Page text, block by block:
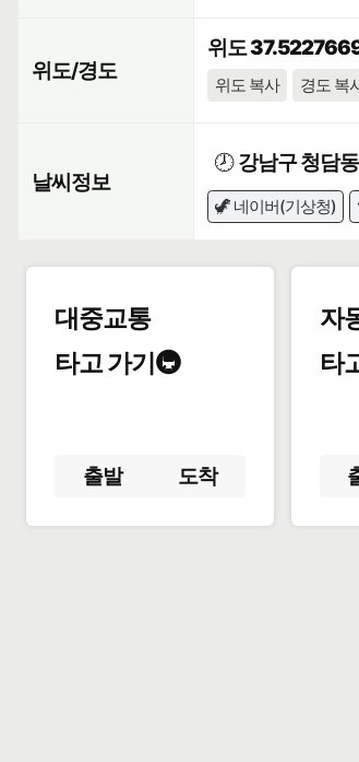
위도/경도
위도
위도 복사 경도 복
날씨정보
🕗강남구 청담
🦖 네이버(기상청)
대중교통
타고 가기🚇
출발 도착
자
타